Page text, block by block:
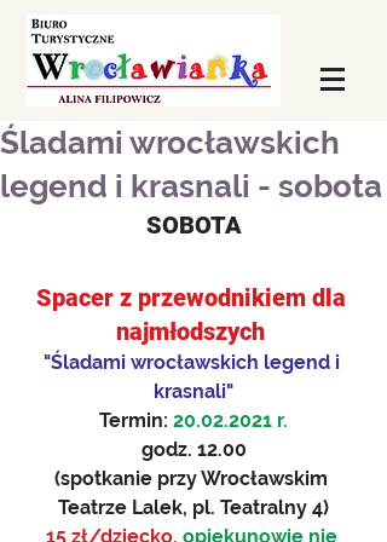
Śladami wrocławskich
legend i krasnali - sobota
SOBOTA
Spacer z przewodnikiem dla
najmłodszych
"Śladami wrocławskich legend i
krasnali"
Termin: 20.02.2021 r.
godz. 12.00
(spotkanie przy Wrocławskim
Teatrze Lalek, pl. Teatralny 4)
15 zł/dziecko, opiekunowie nie